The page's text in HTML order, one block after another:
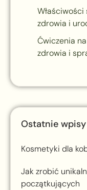
zdrowia i
Ćwiczenia
zdrowia i
Ostatnie wpisy
Kosmetyki dla
Jak zrobić
początkujących